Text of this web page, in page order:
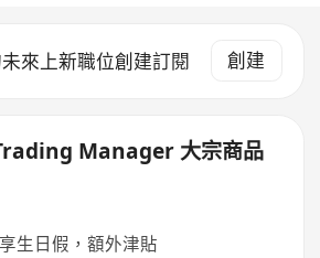
來上新職位創建訂閱 創建
Manager 大宗商品
生日假，額外津貼